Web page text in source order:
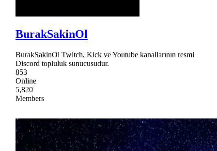
BurakSakinOl
BurakSakinOl Twitch, Kick ve Youtube kanallarının resmi
Discord topluluk sunucusudur.
853
Online
5,820
Members